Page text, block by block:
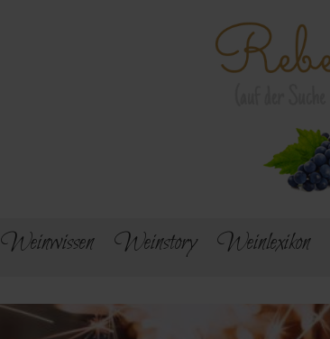
Weinwissen Weinstory Weinlexikon